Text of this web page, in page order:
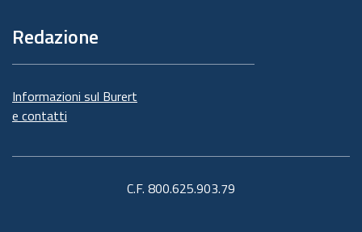
Redazione
Informazioni sul Burert
e contatti
C.F. 800.625.903.79